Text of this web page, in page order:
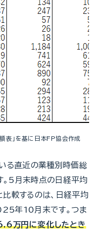
表」を基に日本FP協会作成
る直近の業種別時価総
5月末時点の日経平均
較するのは、日経平均
年10月末です。つま
万円に変化したとき